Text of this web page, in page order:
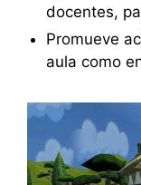
docentes,
Promueve
aula como